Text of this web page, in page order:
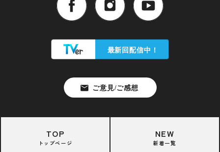
TOP
トップページ
NEW
新着一覧